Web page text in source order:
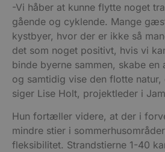
-Vi håber at kunne flytte noget
gående og cyklende. Mange
kystbyer, hvor der er ikke så
det som noget positivt, hvis vi
binde byerne sammen, skabe en
og samtidig vise den flotte
siger Lise Holt, projektleder i
Hun fortæller videre, at der i
mindre stier i
fleksibilitet. Strandstierne 1-40